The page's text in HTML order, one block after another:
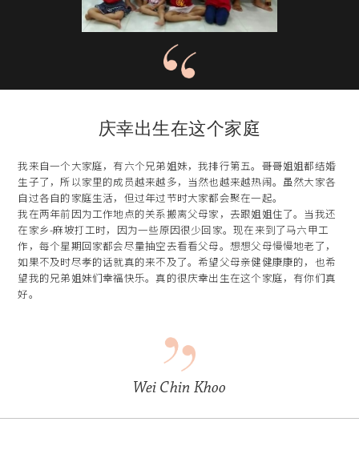
庆幸出生在这个家庭
我来自一个大家庭，有六个兄弟姐妹，我排行第五。哥哥姐姐都结婚
生子了，所以家里的成员越来越多，当然也越来越热闹。虽然大家各
自过各自的家庭生活，但过年过节时大家都会聚在一起。
我在两年前因为工作地点的关系搬离父母家，去跟姐姐住了。当我还
在家乡-麻坡打工时，因为一些原因很少回家。现在来到了马六甲工
作，每个星期回家都会尽量抽空去看看父母。想想父母慢慢地老了，
如果不及时尽孝的话就真的来不及了。希望父母亲健健康康的，也希
望我的兄弟姐妹们幸福快乐。真的很庆幸出生在这个家庭，有你们真
好。
Wei Chin Khoo